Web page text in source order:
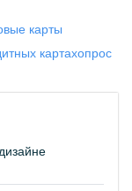
карты
картахопрос